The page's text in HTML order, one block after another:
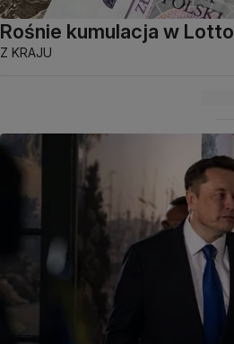
Rośnie kumulacja w Lotto
Z KRAJU